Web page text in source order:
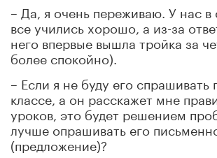
– Да, я очень переживаю. У нас в
все учились хорошо, а из-за
него впервые вышла тройка за
более спокойно).
– Если я не буду его спрашивать
классе, а он расскажет мне
уроков, это будет решением
лучше опрашивать его
(предложение)?